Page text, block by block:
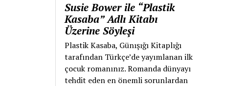
Susie Bower ile “Plastik
Kasaba” Adlı Kitabı
Üzerine Söyleşi
Plastik Kasaba, Günışığı Kitaplığı
tarafından Türkçe’de yayımlanan ilk
çocuk romanınız. Romanda dünyayı
tehdit eden en önemli sorunlardan